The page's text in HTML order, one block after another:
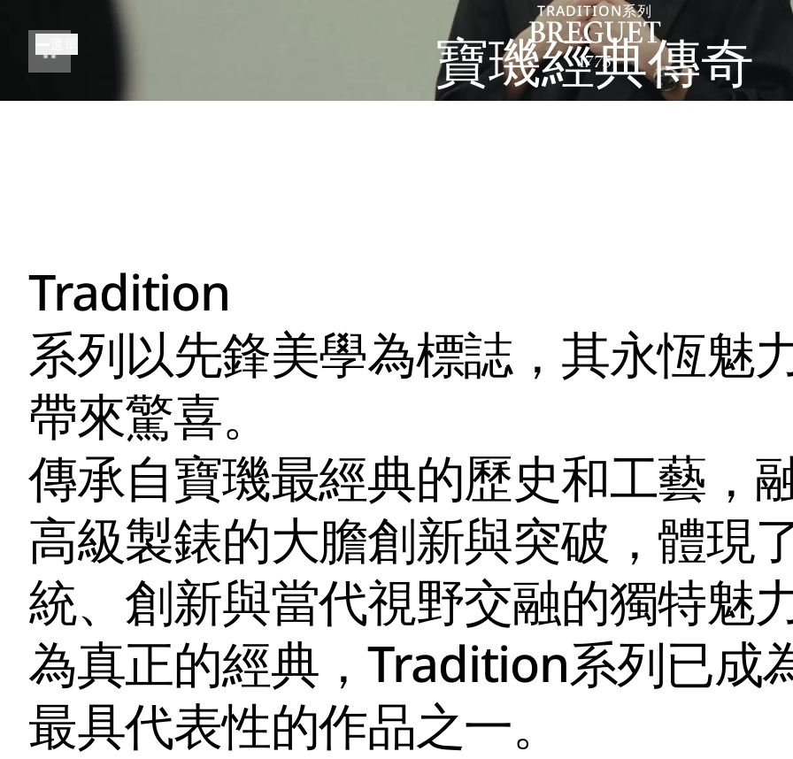
TRADITION系列
寶璣經典傳奇
Tradition
系列以先鋒美學為標誌，其永恆魅
帶來驚喜。
傳承自寶璣最經典的歷史和工藝，
高級製錶的大膽創新與突破，體現
統、創新與當代視野交融的獨特魅
為真正的經典，Tradition系列已成
最具代表性的作品之一。